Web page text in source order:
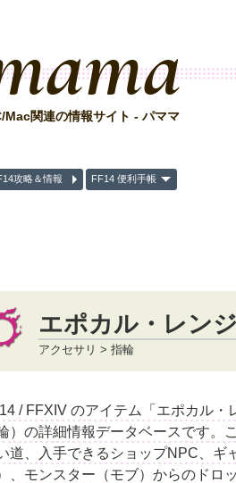
Mac関連の情報サイト - パママ
攻略＆情報 FF14 便利手帳
エポカル・レン
アクセサリ > 指輪
/ FFXIV のアイテム「エポカル
）の詳細情報データベースです。
道、入手できるショップNPC、ギ
、モンスター（モブ）からのドロ